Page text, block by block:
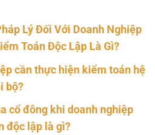
Lý Đối Với Doanh Nghiệp
Toán Độc Lập Là Gì?
cần thực hiện kiểm toán hệ
bộ?
cổ đông khi doanh nghiệp
độc lập là gì?